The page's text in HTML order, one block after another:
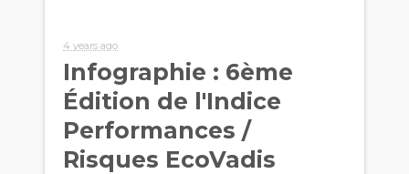
4 years ago
Infographie : 6ème
Édition de l'Indice
Performances /
Risques EcoVadis